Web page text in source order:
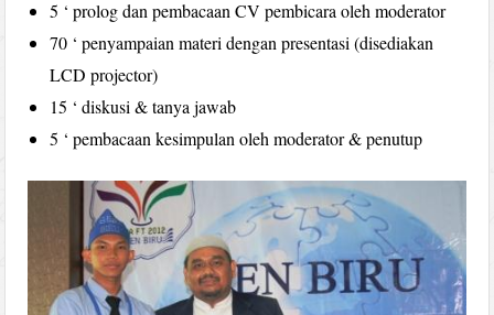
5 ‘ prolog dan pembacaan CV pembicara oleh moderator
70 ‘ penyampaian materi dengan presentasi (disediakan
LCD projector)
15 ‘ diskusi & tanya jawab
5 ‘ pembacaan kesimpulan oleh moderator & penutup